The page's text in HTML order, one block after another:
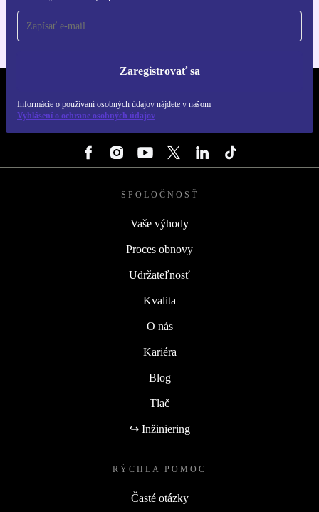
Zaregistrovať sa
Informácie o používaní osobných údajov nájdete v našom
Vyhlásení o ochrane osobných údajov
SLEDUJTE NÁS
SPOLOČNOSŤ
Vaše výhody
Proces obnovy
Udržateľnosť
Kvalita
O nás
Kariéra
Blog
Tlač
↪ Inžiniering
RÝCHLA POMOC
Časté otázky